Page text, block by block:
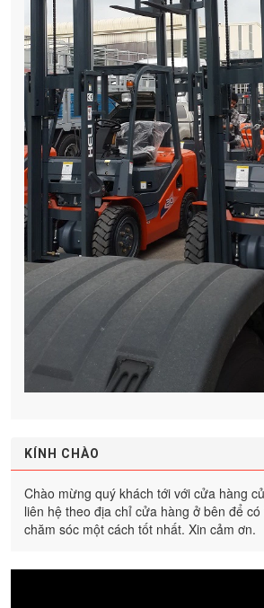
KÍNH CHÀO
Chào mừng quý khách tới với cửa hàng
liên hệ theo địa chỉ cửa hàng ở bên để
chăm sóc một cách tốt nhất. Xin cảm ơn.